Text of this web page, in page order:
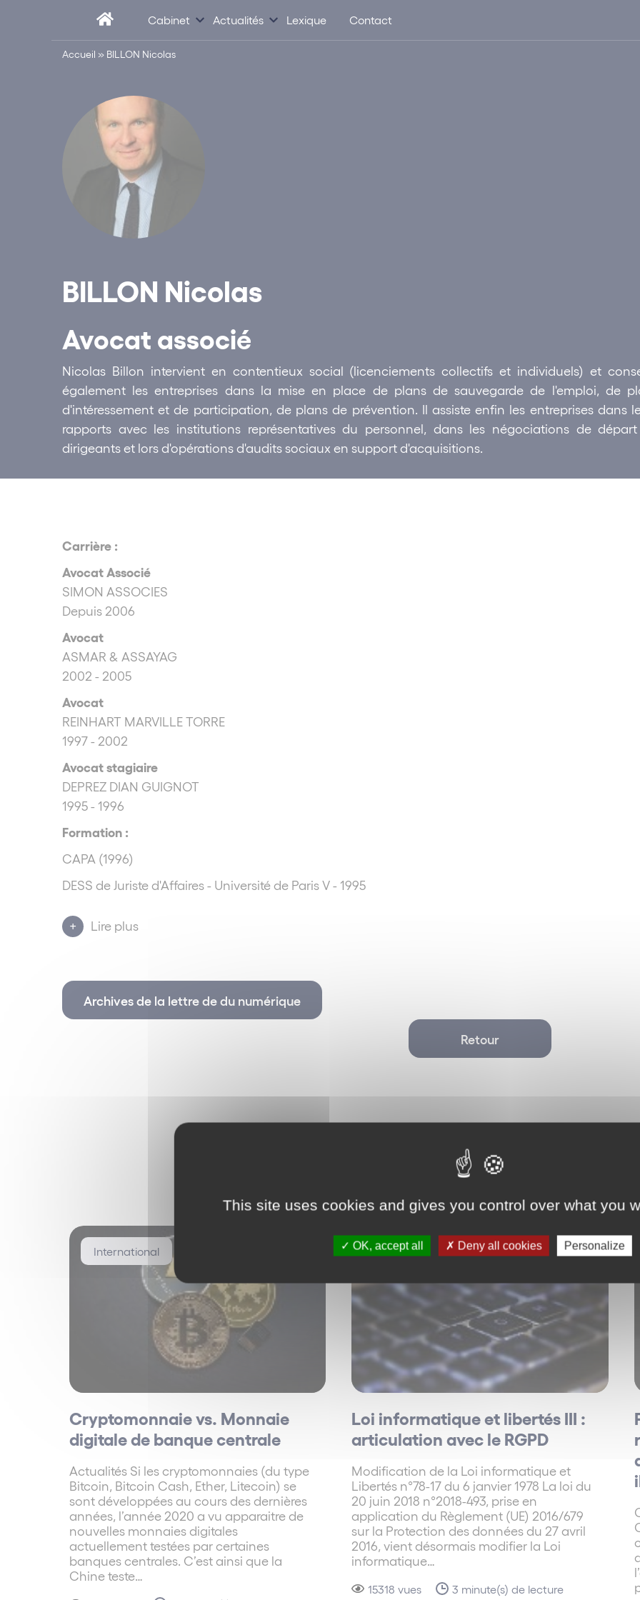
Cabinet Actualités Lexique Contact
Accueil » BILLON Nicolas
BILLON Nicolas
Avocat associé
Nicolas Billon intervient en contentieux social (licenciements collectifs et individuels) et
également les entreprises dans la mise en place de plans de sauvegarde de l'emploi, de
d'intéressement et de participation, de plans de prévention. Il assiste enfin les entreprises dans
rapports avec les institutions représentatives du personnel, dans les négociations de
dirigeants et lors d'opérations d'audits sociaux en support d'acquisitions.
Carrière :
Avocat Associé
SIMON ASSOCIES
Depuis 2006
Avocat
ASMAR & ASSAYAG
2002 - 2005
Avocat
REINHART MARVILLE TORRE
1997 - 2002
Avocat stagiaire
DEPREZ DIAN GUIGNOT
1995 - 1996
Formation :
CAPA (1996)
DESS de Juriste d'Affaires - Université de Paris V - 1995
Français
Principales publications :
Divers articles en droit social et ressources humaines
Palmarès des Avocats 2021 (Le Point – Statista)
Classé « Excellent » en droit social en Région Centre – Pays de la Loire – Bretagne
Classé « Forte notoriété » en contentieux individuel et droit pénal social
Classement Décideurs 2019
Classé « Forte notoriété » en droit social en Région Provence-Alpes-Côte d’Azur
Classement Décideurs 2019
Classé « Pratique réputée » en représentation des dirigeants
Classement Décideurs 2019
Classé « Pratique réputée » en mobilité et expatriation
Classement Décideurs 2019
Classé « Pratique réputée » en droit social en Région Aquitaine-Limousin-Poitou-Charentes –
Classement Décideurs 2019
Classé « Pratique réputée » en restructurations, réorganisations sociales et contentieux collectifs
Classé « Forte notoriété » en contentieux à risque et droit pénal social
Classement Décideurs 2018
Classé « Pratique réputée » en restructurations, réorganisations sociales et contentieux collectifs
Classement Décideurs 2018
Rubrique « Mobilité et expatriation » : classé « Pratique réputée »
Lire plus
Archives de la lettre de du numérique
Retour
Les plus vus
International
Cryptomonnaie vs. Monnaie
digitale de banque centrale
Actualités Si les cryptomonnaies (du type
Bitcoin, Bitcoin Cash, Ether, Litecoin) se
sont développées au cours des dernières
années, l’année 2020 a vu apparaitre de
nouvelles monnaies digitales
actuellement testées par certaines
banques centrales. C’est ainsi que la
Chine teste…
Data / Données personnelles
Loi informatique et libertés III :
articulation avec le RGPD
Modification de la Loi informatique et
Libertés n°78-17 du 6 janvier 1978 La loi du
20 juin 2018 n°2018-493, prise en
application du Règlement (UE) 2016/679
sur la Protection des données du 27 avril
2016, vient désormais modifier la Loi
informatique…
15318 vues 3 minute(s) de lecture
This site uses cookies and gives you control over what you
OK, accept all Deny all cookies Personalize